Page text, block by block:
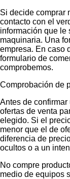
Si decide comprar
contacto con el
información que le
maquinaria. Una
empresa. En caso
formulario de
comprobemos.
Comprobación de
Antes de
ofertas de venta
elegido. Si el
menor que el de
diferencia de
ocultos o a un
No compre
medio de equipos